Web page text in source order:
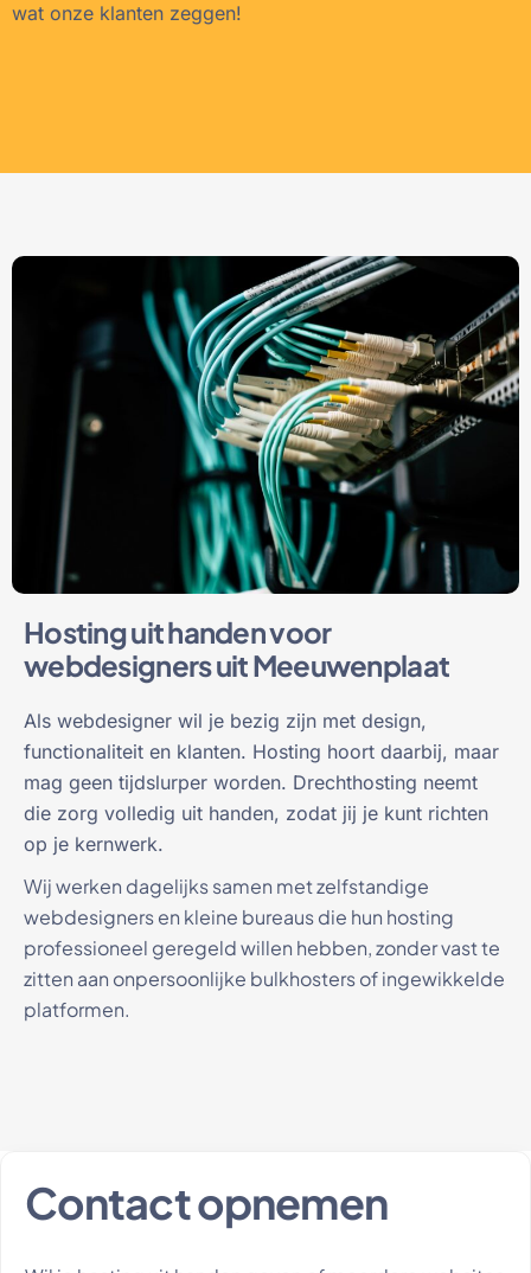
wat onze klanten zeggen!
Hosting uit handen voor
webdesigners uit Meeuwenplaat
Als webdesigner wil je bezig zijn met design,
functionaliteit en klanten. Hosting hoort daarbij, maar
mag geen tijdslurper worden. Drechthosting neemt
die zorg volledig uit handen, zodat jij je kunt richten
op je kernwerk.
Wij werken dagelijks samen met zelfstandige
webdesigners en kleine bureaus die hun hosting
professioneel geregeld willen hebben, zonder vast te
zitten aan onpersoonlijke bulkhosters of ingewikkelde
platformen.
Contact opnemen